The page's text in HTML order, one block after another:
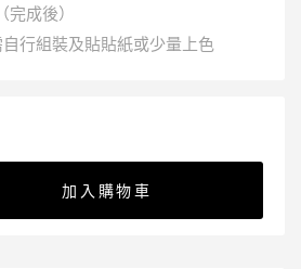
成後）
行組裝及貼貼紙或少量上色
加入購物車